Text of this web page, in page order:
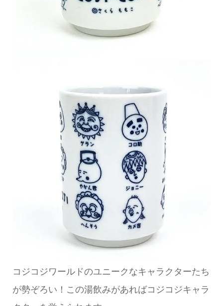
コジコジワールドのユニークなキャラクターたち
が勢ぞろい！この湯飲みがあればコジコジキャラ